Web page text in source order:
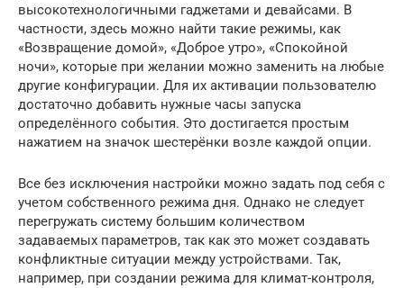
высокотехнологичными гаджетами и девайсами. В
частности, здесь можно найти такие режимы, как
«Возвращение домой», «Доброе утро», «Спокойной
ночи», которые при желании можно заменить на любые
другие конфигурации. Для их активации пользователю
достаточно добавить нужные часы запуска
определённого события. Это достигается простым
нажатием на значок шестерёнки возле каждой опции.
Все без исключения настройки можно задать под себя с
учетом собственного режима дня. Однако не следует
перегружать систему большим количеством
задаваемых параметров, так как это может создавать
конфликтные ситуации между устройствами. Так,
например, при создании режима для климат-контроля,